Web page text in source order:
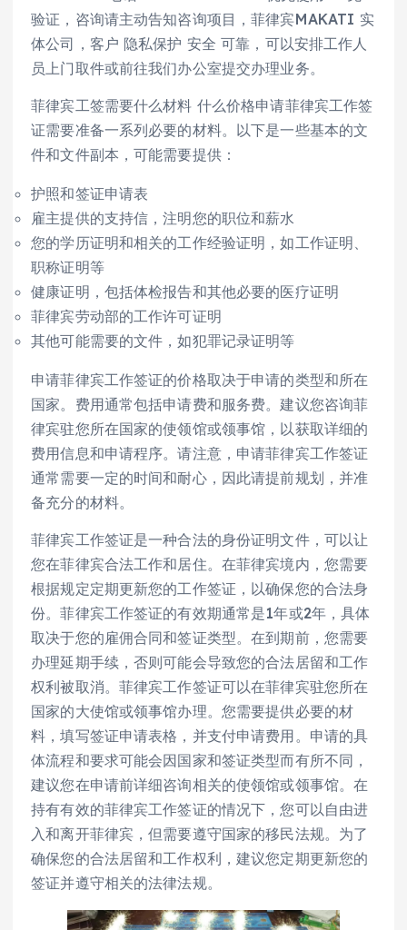
验证，咨询请主动告知咨询项目，菲律宾MAKATI 实
体公司，客户 隐私保护 安全 可靠，可以安排工作人
员上门取件或前往我们办公室提交办理业务。
菲律宾工签需要什么材料 什么价格申请菲律宾工作签
证需要准备一系列必要的材料。以下是一些基本的文
件和文件副本，可能需要提供：
护照和签证申请表
雇主提供的支持信，注明您的职位和薪水
您的学历证明和相关的工作经验证明，如工作证明、
职称证明等
健康证明，包括体检报告和其他必要的医疗证明
菲律宾劳动部的工作许可证明
其他可能需要的文件，如犯罪记录证明等
申请菲律宾工作签证的价格取决于申请的类型和所在
国家。费用通常包括申请费和服务费。建议您咨询菲
律宾驻您所在国家的使领馆或领事馆，以获取详细的
费用信息和申请程序。请注意，申请菲律宾工作签证
通常需要一定的时间和耐心，因此请提前规划，并准
备充分的材料。
菲律宾工作签证是一种合法的身份证明文件，可以让
您在菲律宾合法工作和居住。在菲律宾境内，您需要
根据规定定期更新您的工作签证，以确保您的合法身
份。菲律宾工作签证的有效期通常是1年或2年，具体
取决于您的雇佣合同和签证类型。在到期前，您需要
办理延期手续，否则可能会导致您的合法居留和工作
权利被取消。菲律宾工作签证可以在菲律宾驻您所在
国家的大使馆或领事馆办理。您需要提供必要的材
料，填写签证申请表格，并支付申请费用。申请的具
体流程和要求可能会因国家和签证类型而有所不同，
建议您在申请前详细咨询相关的使领馆或领事馆。在
持有有效的菲律宾工作签证的情况下，您可以自由进
入和离开菲律宾，但需要遵守国家的移民法规。为了
确保您的合法居留和工作权利，建议您定期更新您的
签证并遵守相关的法律法规。